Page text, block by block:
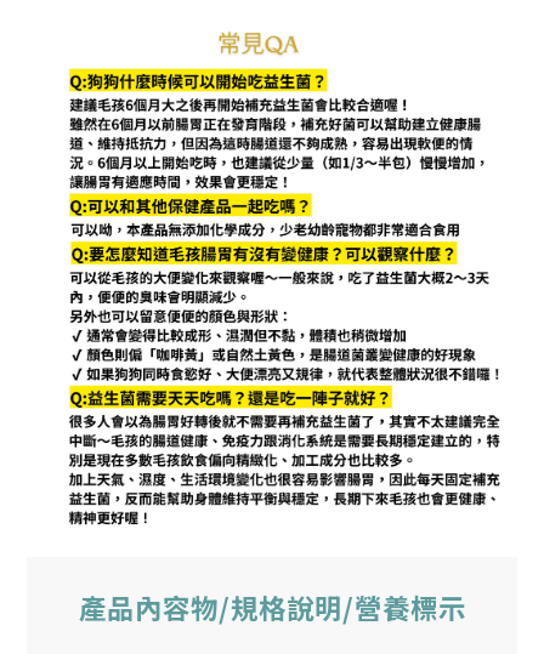
產品內容物/規格說明/營養標示